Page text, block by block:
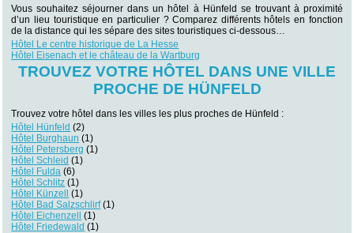
Vous souhaitez séjourner dans un hôtel à Hünfeld se trouvant à proximité
d’un lieu touristique en particulier ? Comparez différents hôtels en fonction
de la distance qui les sépare des sites touristiques ci-dessous…
Hôtel Le centre historique de La Hesse
Hôtel Eisenach et le château de la Wartburg
TROUVEZ VOTRE HÔTEL DANS UNE VILLE
PROCHE DE HÜNFELD
Trouvez votre hôtel dans les villes les plus proches de Hünfeld :
Hôtel Hünfeld (2)
Hôtel Burghaun (1)
Hôtel Petersberg (1)
Hôtel Schleid (1)
Hôtel Fulda (6)
Hôtel Schlitz (1)
Hôtel Künzell
(1)
Hôtel Bad Salzschlirf(1)
Hôtel Eichenzell
(1)
Hôtel Friedewald (1)